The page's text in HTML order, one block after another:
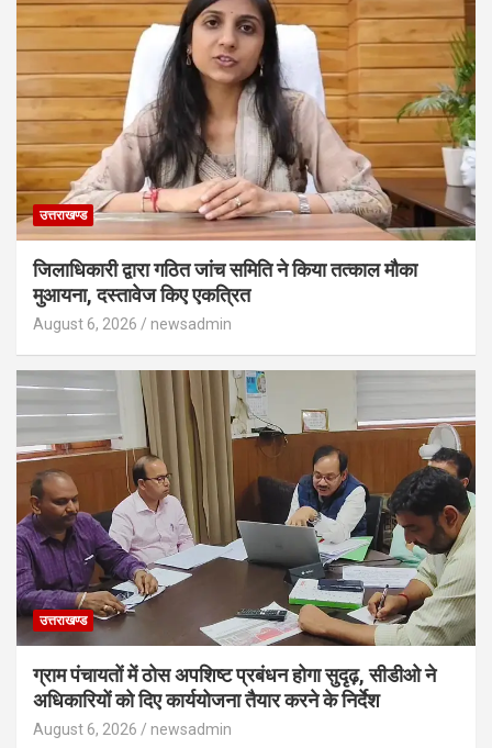
उत्तराखण्ड
जिलाधिकारी द्वारा गठित जांच समिति ने किया तत्काल मौका
मुआयना, दस्तावेज किए एकत्रित
August 6, 2026 newsadmin
उत्तराखण्ड
ग्राम पंचायतों में ठोस अपशिष्ट प्रबंधन होगा सुदृढ़, सीडीओ ने
अधिकारियों को दिए कार्ययोजना तैयार करने के निर्देश
August 6, 2026 newsadmin